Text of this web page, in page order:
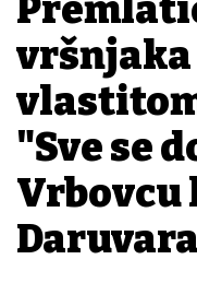
vršnjaka
"Sve se
Vrbovcu